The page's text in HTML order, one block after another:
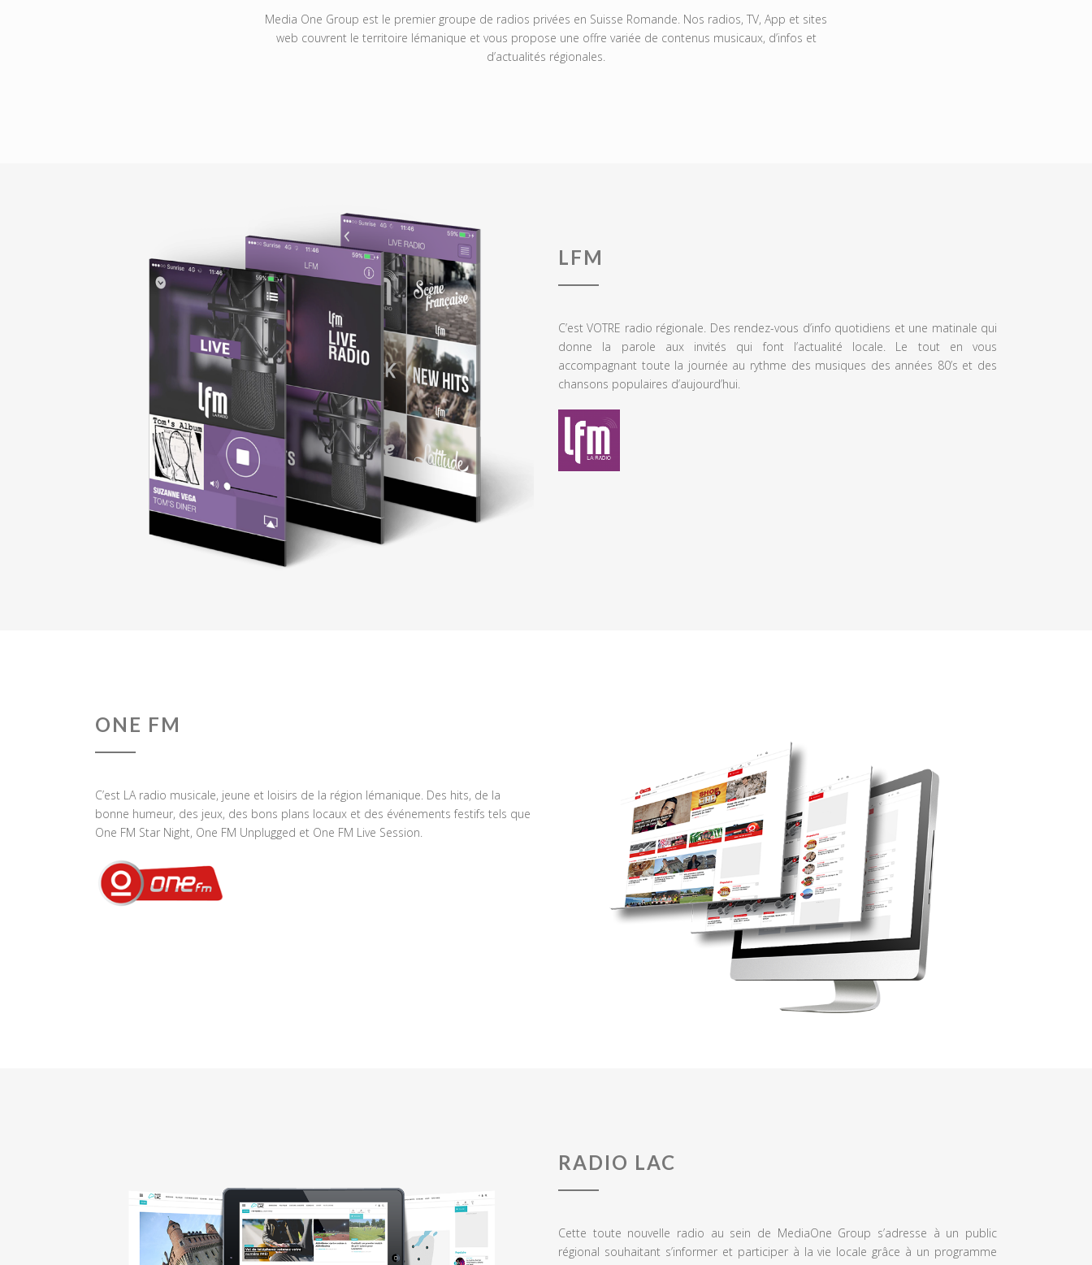
Media One Group est le premier groupe de radios privées en Suisse Romande. Nos radios, TV, App et sites
web couvrent le territoire lémanique et vous propose une offre variée de contenus musicaux, d’infos et
d’actualités régionales.
LFM
C’est VOTRE radio régionale. Des rendez-vous d’info quotidiens et une matinale qui
donne la parole aux invités qui font l’actualité locale. Le tout en vous
accompagnant toute la journée au rythme des musiques des années 80’s et des
chansons populaires d’aujourd’hui.
ONE FM
C’est LA radio musicale, jeune et loisirs de la région lémanique. Des hits, de la
bonne humeur, des jeux, des bons plans locaux et des événements festifs tels que
One FM Star Night, One FM Unplugged et One FM Live Session.
RADIO LAC
Cette toute nouvelle radio au sein de MediaOne Group s’adresse à un public
régional souhaitant s’informer et participer à la vie locale grâce à un programme